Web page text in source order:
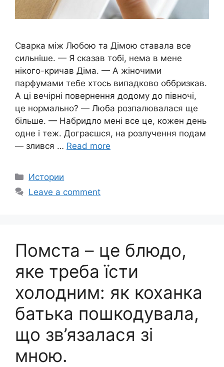
Сварка між Любою та Дімою ставала все
сильніше. — Я сказав тобі, нема в мене
нікого-кричав Діма. — А жіночими
парфумами тебе хтось випадково оббризкав.
А ці вечірні повернення додому до півночі,
це нормально? — Люба розпалювалася ще
більше. — Набридло мені все це, кожен день
одне і теж. Дограєшся, на розлучення подам
— злився … Read more
Categories
Истории
Leave a comment
Помста – це блюдо,
яке треба їсти
холодним: як коханка
батька пошкодувала,
що зв’язалася зі
мною.